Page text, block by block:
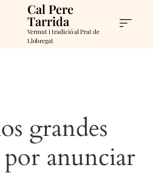
Cal Pere
Tarrida
Vermut i tradició al Prat de
Llobregat
grandes
anunciar